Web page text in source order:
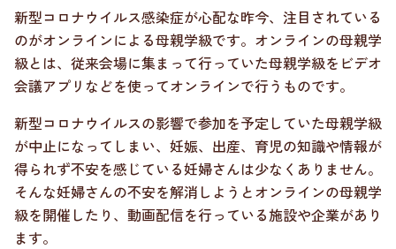
新型コロナウイルス感染症が心配な昨今、注目されている
のがオンラインによる母親学級です。オンラインの母親学
級とは、従来会場に集まって行っていた母親学級をビデオ
会議アプリなどを使ってオンラインで行うものです。
新型コロナウイルスの影響で参加を予定していた母親学級
が中止になってしまい、妊娠、出産、育児の知識や情報が
得られず不安を感じている妊婦さんは少なくありません。
そんな妊婦さんの不安を解消しようとオンラインの母親学
級を開催したり、動画配信を行っている施設や企業があり
ます。